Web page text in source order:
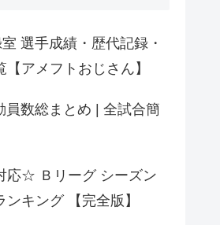
選手成績・歴代記録・
【アメフトおじさん】
員数総まとめ | 全試合簡
応☆ Ｂリーグ シーズン
キング 【完全版】